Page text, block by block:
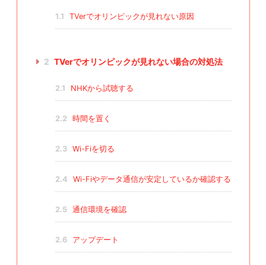
1.1 TVerでオリンピックが見れない原因
2 TVerでオリンピックが見れない場合の対処法
2.1 NHKから試聴する
2.2 時間を置く
2.3 Wi-Fiを切る
2.4 Wi-Fiやデータ通信が安定しているか確認する
2.5 通信環境を確認
2.6 アップデート